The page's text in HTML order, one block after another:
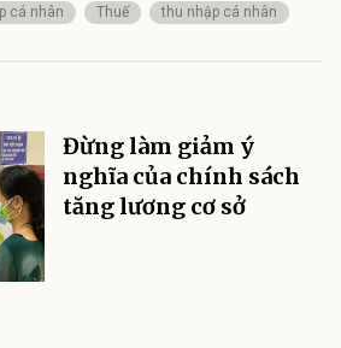
cá nhân Thuế thu nhập cá nhân
Đừng làm giảm ý
nghĩa của chính sách
tăng lương cơ sở